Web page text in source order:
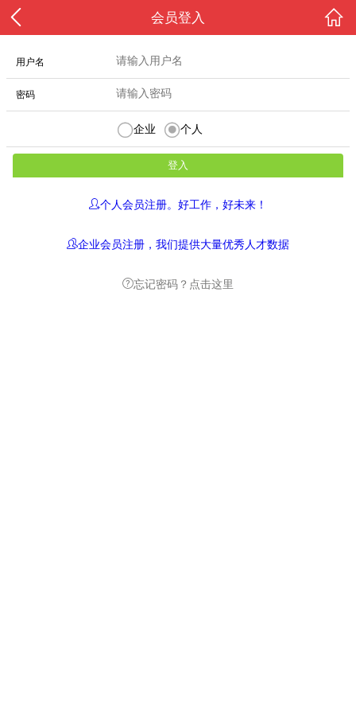
会员登入
用户名
密码
企业 个人
个人会员注册。好工作，好未来！
企业会员注册，我们提供大量优秀人才数据
忘记密码？点击这里